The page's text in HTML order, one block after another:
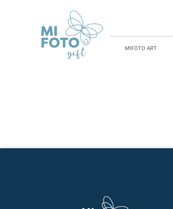
MIFOTO ART